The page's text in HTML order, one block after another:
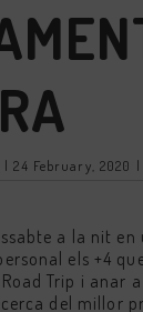
|24 February, 2020 |
a la nit en
els +4
Trip i anar
del millor